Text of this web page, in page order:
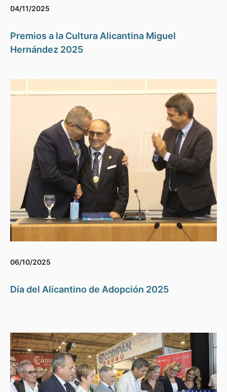
04/11/2025
Premios a la Cultura Alicantina Miguel
Hernández 2025
06/10/2025
Día del Alicantino de Adopción 2025